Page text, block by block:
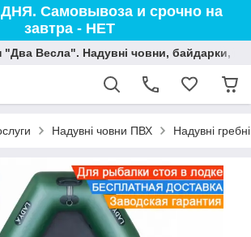
ДНЯ. Самовывоза и срочно на
завтра - НЕТ
"Два Весла". Надувні човни, байдарки,
Надувні човни ПВХ Надувні